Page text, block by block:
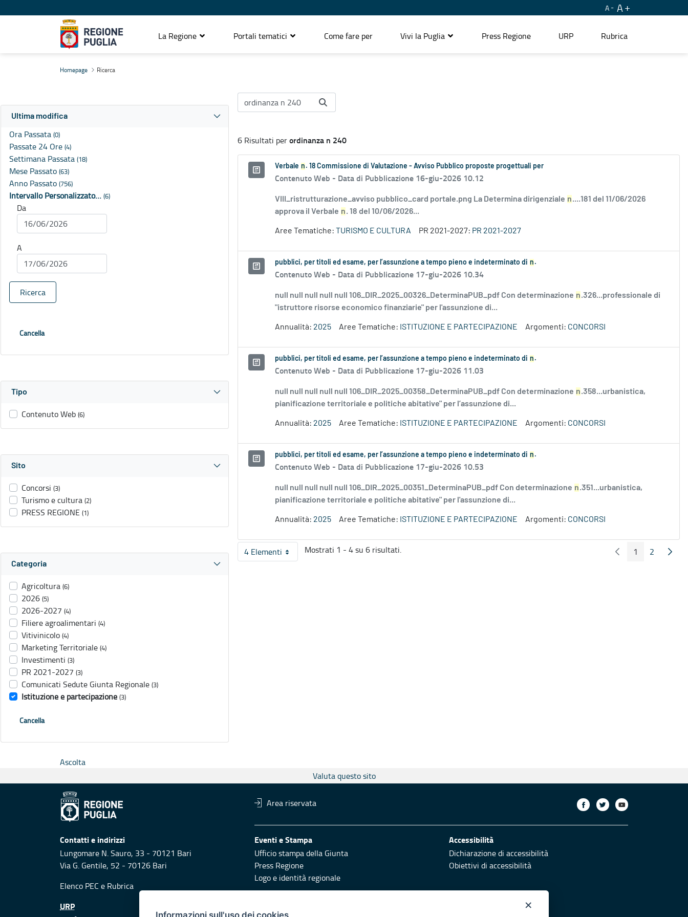
A A
La Regione Portali tematici Come fare per Vivi la Puglia Press Regione URP Rubrica
Homepage Ricerca
Ultima modifica
Ora Passata (0)
Passate 24 Ore (4)
Settimana Passata (18)
Mese Passato (63)
Anno Passato (756)
Intervallo Personalizzato… (6)
Da
A
Ricerca
Cancella
Tipo
Contenuto Web (6)
Sito
Concorsi (3)
Turismo e cultura (2)
PRESS REGIONE (1)
Categoria
Agricoltura (6)
2026 (5)
2026-2027 (4)
Filiere agroalimentari (4)
Vitivinicolo (4)
Marketing Territoriale (4)
Investimenti (3)
PR 2021-2027 (3)
Comunicati Sedute Giunta Regionale (3)
Istituzione e partecipazione (3)
Cancella
6 Risultati perordinanza n 240
Verbale n . 18 Commissione di Valutazione - Avviso Pubblico proposte progettuali per
Contenuto Web - Data di Pubblicazione 16-giu-2026 10.12
VIII_ristrutturazione_avviso pubblico_card portale.png La Determina dirigenziale n....181 del 11/06/2026
approva il Verbale n. 18 del 10/06/2026...
Aree Tematiche: TURISMO E CULTURA PR 2021-2027: PR 2021-2027
pubblici, per titoli ed esame, per l’assunzione a tempo pieno e indeterminato di n .
Contenuto Web - Data di Pubblicazione 17-giu-2026 10.34
null null null null null 106_DIR_2025_00326_DeterminaPUB_pdf Con determinazione n.326...professionale di
"istruttore risorse economico finanziarie" per l'assunzione di...
Annualità: 2025 Aree Tematiche: ISTITUZIONE E PARTECIPAZIONE Argomenti: CONCORSI
pubblici, per titoli ed esame, per l’assunzione a tempo pieno e indeterminato di n .
Contenuto Web - Data di Pubblicazione 17-giu-2026 11.03
null null null null null 106_DIR_2025_00358_DeterminaPUB_pdf Con determinazione n.358...urbanistica,
pianificazione territoriale e politiche abitative" per l’assunzione di...
Annualità: 2025 Aree Tematiche: ISTITUZIONE E PARTECIPAZIONE Argomenti: CONCORSI
pubblici, per titoli ed esame, per l’assunzione a tempo pieno e indeterminato di n .
Contenuto Web - Data di Pubblicazione 17-giu-2026 10.53
null null null null null 106_DIR_2025_00351_DeterminaPUB_pdf Con determinazione n.351...urbanistica,
pianificazione territoriale e politiche abitative" per l'assunzione di...
Annualità: 2025 Aree Tematiche: ISTITUZIONE E PARTECIPAZIONE Argomenti: CONCORSI
4 ElementiPer pagina
Mostrati 1 - 4 su 6 risultati. Pagina Precedente
Pagina
1 Pagina
2
Ascolta
Valuta questo sito
Area riservata
Contatti e indirizzi
Lungomare N. Sauro, 33 - 70121 Bari
Via G. Gentile, 52 - 70126 Bari
Elenco PEC e Rubrica
Eventi e Stampa
Ufficio stampa della Giunta
Press Regione
Logo e identità regionale
Accessibilità
Dichiarazione di accessibilità
Obiettivi di accessibilità
URP ×
Informazioni sull'uso dei cookies